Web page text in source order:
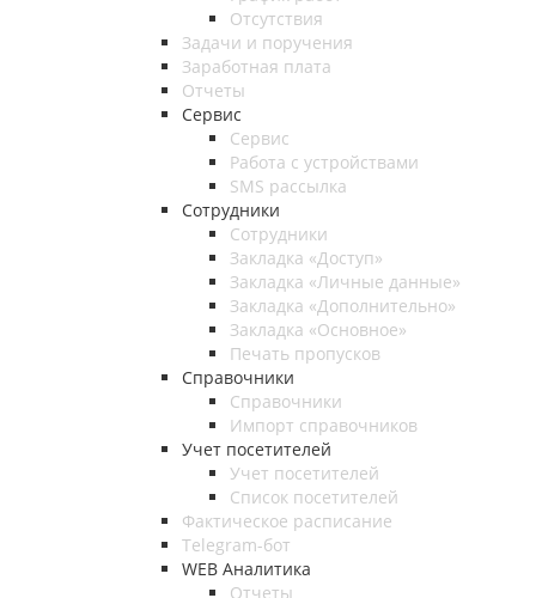
Отсутствия
Задачи и поручения
Заработная плата
Отчеты
Сервис
Сервис
Работа с устройствами
SMS рассылка
Сотрудники
Сотрудники
Закладка «Доступ»
Закладка «Личные данные»
Закладка «Дополнительно»
Закладка «Основное»
Печать пропусков
Справочники
Справочники
Импорт справочников
Учет посетителей
Учет посетителей
Список посетителей
Фактическое расписание
Telegram-бот
WEB Аналитика
Отчеты